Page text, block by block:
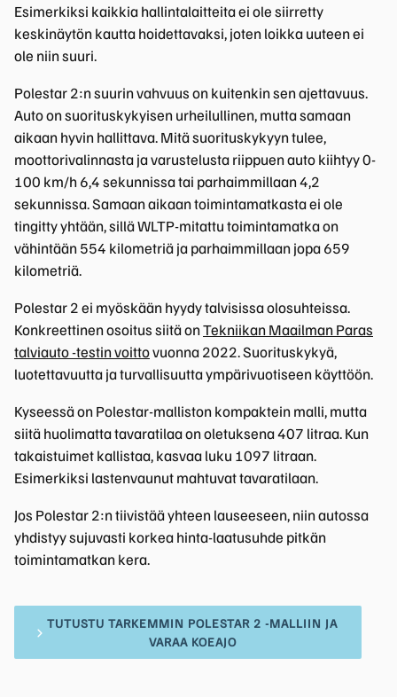
Esimerkiksi kaikkia hallintalaitteita ei ole siirretty
keskinäytön kautta hoidettavaksi, joten loikka uuteen ei
ole niin suuri.
Polestar 2:n suurin vahvuus on kuitenkin sen ajettavuus.
Auto on suorituskykyisen urheilullinen, mutta samaan
aikaan hyvin hallittava. Mitä suorituskykyyn tulee,
moottorivalinnasta ja varustelusta riippuen auto kiihtyy 0-
100 km/h 6,4 sekunnissa tai parhaimmillaan 4,2
sekunnissa. Samaan aikaan toimintamatkasta ei ole
tingitty yhtään, sillä WLTP-mitattu toimintamatka on
vähintään 554 kilometriä ja parhaimmillaan jopa 659
kilometriä.
Polestar 2 ei myöskään hyydy talvisissa olosuhteissa.
Konkreettinen osoitus siitä onTekniikan Maailman Paras
talviauto -testin voittovuonna 2022. Suorituskykyä,
luotettavuutta ja turvallisuutta ympärivuotiseen käyttöön.
Kyseessä on Polestar-malliston kompaktein malli, mutta
siitä huolimatta tavaratilaa on oletuksena 407 litraa. Kun
takaistuimet kallistaa, kasvaa luku 1097 litraan.
Esimerkiksi lastenvaunut mahtuvat tavaratilaan.
Jos Polestar 2:n tiivistää yhteen lauseeseen, niin autossa
yhdistyy sujuvasti korkea hinta-laatusuhde pitkän
toimintamatkan kera.
TUTUSTU TARKEMMIN POLESTAR 2 -MALLIIN JA
VARAA KOEAJO